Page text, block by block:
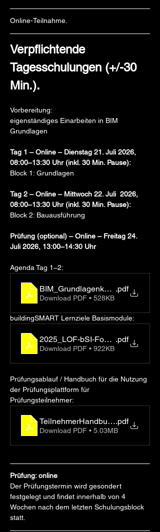
Online-Teilnahme.
Verpflichtende
Tagesschulungen (+/-30
Min.).
Vorbereitung:
eigenständiges Einarbeiten in BIM
Grundlagen
Tag 1 – Online – Dienstag 21. Juli 2026,
08:00–13:30 Uhr (inkl. 30 Min. Pause):
Block 1: Grundlagen
Tag 2 – Online – Mittwoch 22. Juli  2026,
08:00–13:30 Uhr (inkl. 30 Min. Pause):
Block 2: Bauausführung
Prüfung (optional) – Online – Freitag 24.
Juli 2026, 13:00–14:30 Uhr
Agenda Tag 1–2:
.pdf
Download PDF • 528KB
buildingSMART Lernziele Basismodule:
2025_LOF-bSI-Foundation
.pdf
Download PDF • 922KB
Prüfungsablauf / Handbuch für die Nutzung
der Prüfungsplattform für
Prüfungsteilnehmer:
.pdf
Download PDF • 5.03MB
Prüfung: online
Der Prüfungstermin wird gesondert
festgelegt und findet innerhalb von 4
Wochen nach dem letzten Schulungsblock
statt.